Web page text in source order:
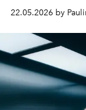
créatif Yoon Ahn
22.05.2026 by